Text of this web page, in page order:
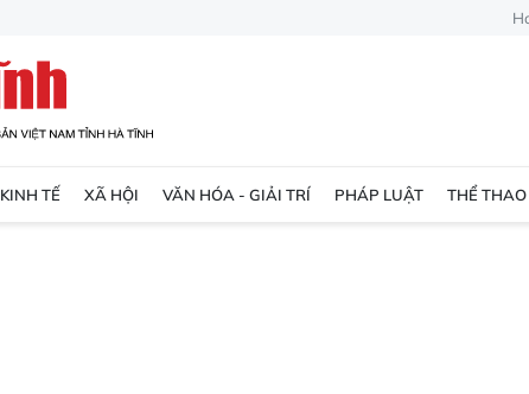
KINH TẾ XÃ HỘI VĂN HÓA - GIẢI TRÍ PHÁP LUẬT THỂ THAO